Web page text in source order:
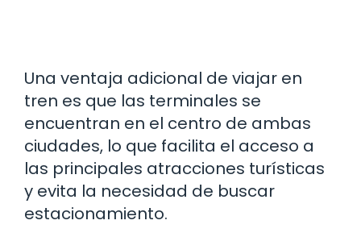
Una ventaja adicional de viajar en
tren es que las terminales se
encuentran en el centro de ambas
ciudades, lo que facilita el acceso a
las principales atracciones turísticas
y evita la necesidad de buscar
estacionamiento.